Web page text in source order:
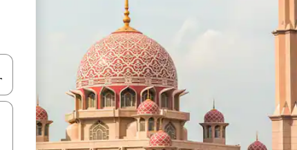
ನ್ಯಾವಿಗೇಟ್ ಮಾಡಿ ಅಥವಾ ಸ್ಪರ್ಶ ಅಥವಾ ಸ್ವೈಪ್ ಗೆಸ್ಚರ್‌ಗಳ ಮೂಲಕ ಅನ್ವೇಷಿಸಿ.